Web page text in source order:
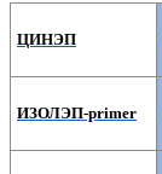
ЦИНЭП
ИЗОЛЭП-primer